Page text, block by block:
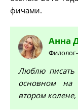
фичами.
Анна
Люблю писать
основном на
втором